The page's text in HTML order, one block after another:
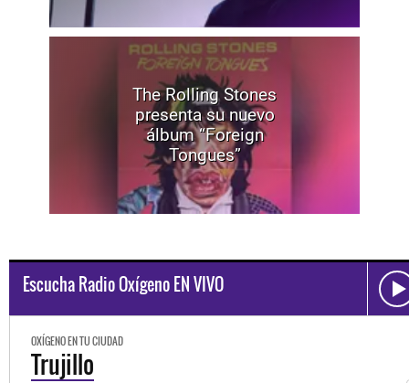
The Rolling Stones
presenta su nuevo
álbum “Foreign
Tongues”
Escucha Radio Oxígeno EN VIVO
OXÍGENO EN TU CIUDAD
Trujillo